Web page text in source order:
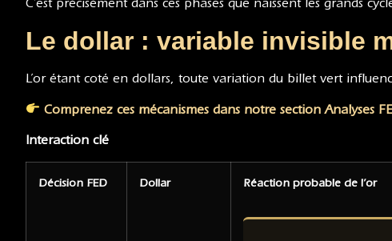
C’est précisément dans ces phases que naissent les grands
Le dollar : variable invisible
L’or étant coté en dollars, toute variation du billet vert
Comprenez ces mécanismes dans notre section Analyses
Interaction clé
Décision FED Dollar Réaction probable de l’or